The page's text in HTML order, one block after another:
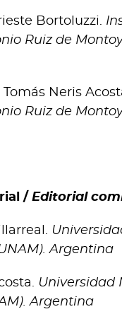
Bortoluzzi.
Ruiz de
Neris
Ruiz de
/ Editorial
Argentina
Universidad
Argentina